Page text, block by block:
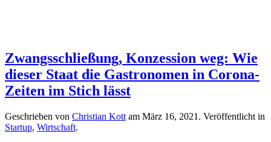
Zwangsschließung, Konzession weg: Wie
dieser Staat die Gastronomen in Corona-
Zeiten im Stich lässt
Geschrieben von Christian Kott am März 16, 2021 . Veröffentlicht in
Startup, Wirtschaft.